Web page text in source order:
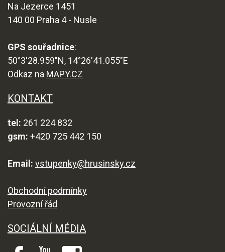
Na Jezerce 1451
140 00 Praha 4 - Nusle
GPS souřadnice:
50°3'28.959"N, 14°26'41.055"E
Odkaz na MAPY.CZ
KONTAKT
tel: 261 224 832
gsm: +420 725 442 150
Email: vstupenky@hrusinsky.cz
Obchodní podmínky
Provozní řád
SOCIÁLNÍ MÉDIA